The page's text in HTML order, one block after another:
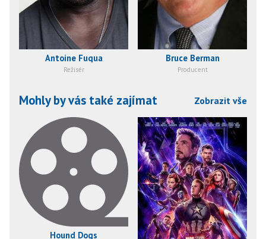
Antoine Fuqua
Režisér
Bruce Berman
Producent
Mohly by vás také zajímat Zobrazit vše
Hound Dogs